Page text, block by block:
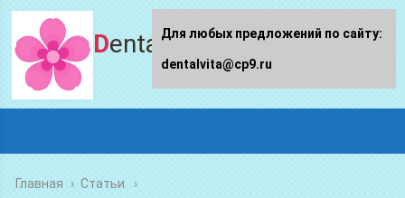
Dentalvita.ru
Главная › Статьи
Для любых предложений по сайту:
dentalvita@cp9.ru